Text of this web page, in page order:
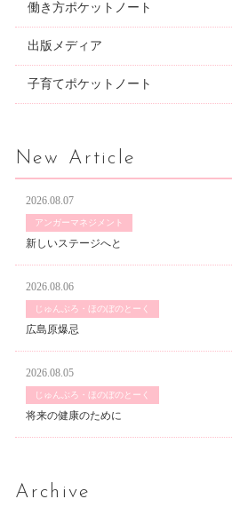
働き方ポケットノート
出版メディア
子育てポケットノート
New Article
2026.08.07
アンガーマネジメント
新しいステージへと
2026.08.06
じゅんぶろ・ほのぼのとーく
広島原爆忌
2026.08.05
じゅんぶろ・ほのぼのとーく
将来の健康のために
Archive